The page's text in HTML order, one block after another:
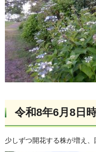
令和8年6月8日
少しずつ開花する株が増え、